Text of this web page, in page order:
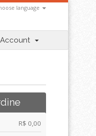
language
Account
R$ 0,00